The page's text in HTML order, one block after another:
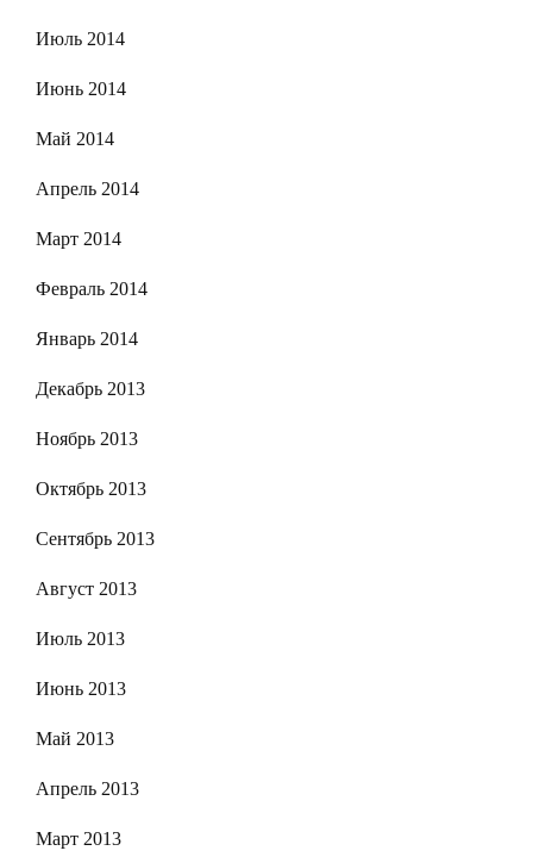
Июль 2014
Июнь 2014
Май 2014
Апрель 2014
Март 2014
Февраль 2014
Январь 2014
Декабрь 2013
Ноябрь 2013
Октябрь 2013
Сентябрь 2013
Август 2013
Июль 2013
Июнь 2013
Май 2013
Апрель 2013
Март 2013